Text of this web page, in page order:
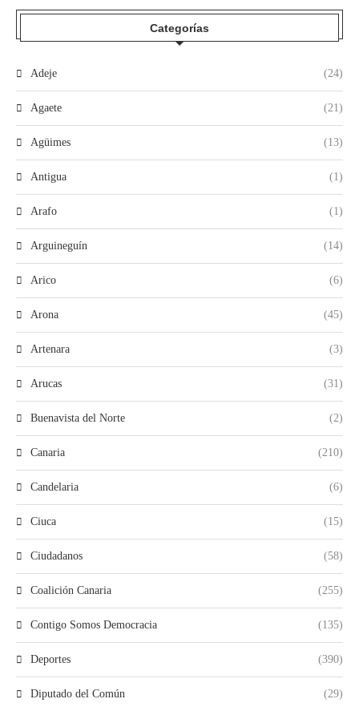
Categorías
Adeje (24)
Agaete (21)
Agüimes (13)
Antigua (1)
Arafo (1)
Arguineguín (14)
Arico (6)
Arona (45)
Artenara (3)
Arucas (31)
Buenavista del Norte (2)
Canaria (210)
Candelaria (6)
Ciuca (15)
Ciudadanos (58)
Coalición Canaria (255)
Contigo Somos Democracia (135)
Deportes (390)
Diputado del Común (29)